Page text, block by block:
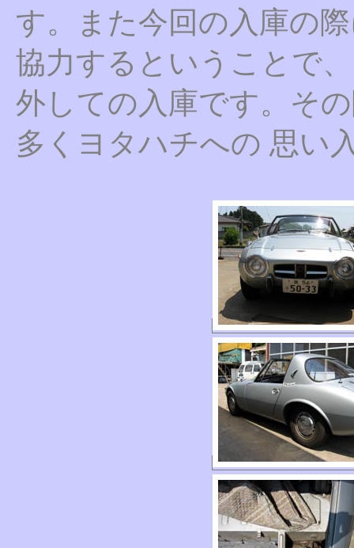
す。また今回の入庫の
協力するということで
外しての入庫です。そ
多くヨタハチへの 思い